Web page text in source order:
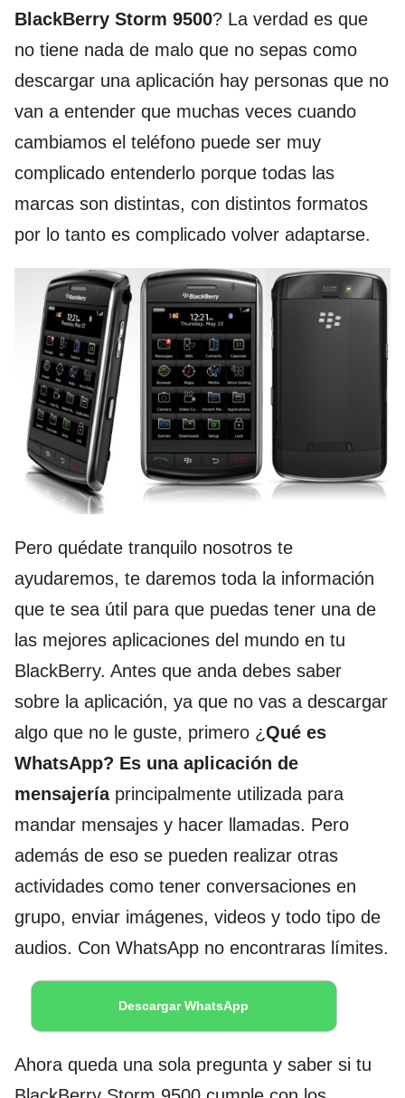
BlackBerry Storm 9500? La verdad es que
no tiene nada de malo que no sepas como
descargar una aplicación hay personas que no
van a entender que muchas veces cuando
cambiamos el teléfono puede ser muy
complicado entenderlo porque todas las
marcas son distintas, con distintos formatos
por lo tanto es complicado volver adaptarse.
Pero quédate tranquilo nosotros te
ayudaremos, te daremos toda la información
que te sea útil para que puedas tener una de
las mejores aplicaciones del mundo en tu
BlackBerry. Antes que anda debes saber
sobre la aplicación, ya que no vas a descargar
algo que no le guste, primero ¿Qué es
WhatsApp? Es una aplicación de
mensajeríaprincipalmente utilizada para
mandar mensajes y hacer llamadas. Pero
además de eso se pueden realizar otras
actividades como tener conversaciones en
grupo, enviar imágenes, videos y todo tipo de
audios. Con WhatsApp no encontraras límites.
Descargar WhatsApp
Ahora queda una sola pregunta y saber si tu